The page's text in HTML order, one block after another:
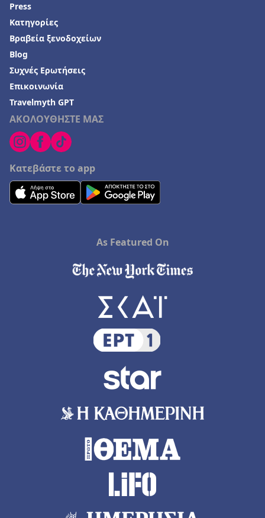
ΑΚΟΛΟΥΘΗΣΤΕ ΜΑΣ
Κατεβάστε το app
Press
Κατηγορίες
Βραβεία ξενοδοχείων
Blog
Συχνές Ερωτήσεις
Επικοινωνία
Travelmyth GPT
As Featured On